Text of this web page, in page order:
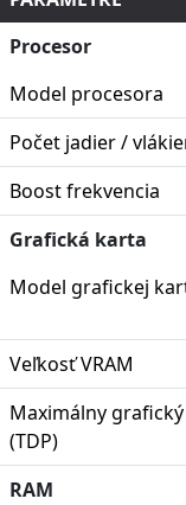
Procesor
Model procesora
Počet jadier /
Boost frekvencia
Grafická karta
Model grafickej
Veľkosť VRAM
Maximálny
(TDP)
RAM